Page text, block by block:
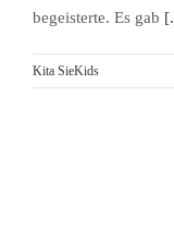
begeisterte. Es gab
Kita SieKids